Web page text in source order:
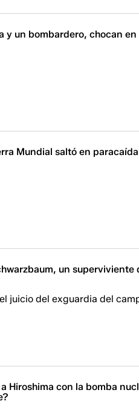
y un bombardero, chocan en
Mundial saltó en
un superviviente
juicio del exguardia del
Hiroshima con la bomba